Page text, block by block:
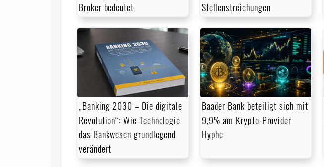
Broker bedeutet
Stellenstreichungen
„Banking 2030 – Die digitale
Revolution“: Wie Technologie
das Bankwesen grundlegend
verändert
Baader Bank beteiligt sich mit
9,9% am Krypto-Provider
Hyphe